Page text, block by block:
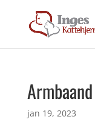
Armbaand
jan 19, 2023